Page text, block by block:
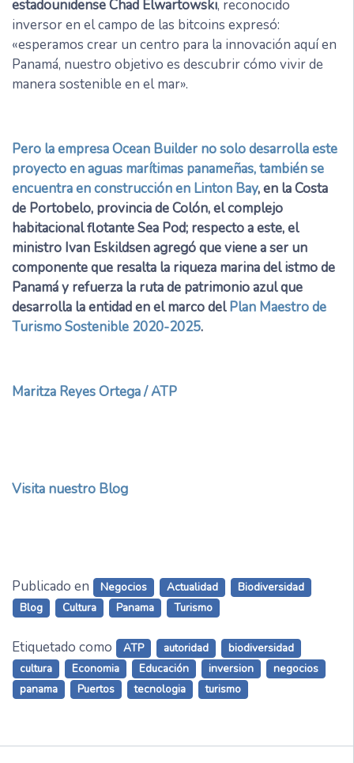
estadounidense Chad Elwartowski, reconocido
inversor en el campo de las bitcoins expresó:
«esperamos crear un centro para la innovación aquí en
Panamá, nuestro objetivo es descubrir cómo vivir de
manera sostenible en el mar».
Pero la empresa Ocean Builder no solo desarrolla este
proyecto en aguas marítimas panameñas, también se
encuentra en construcción en Linton Bay, en la Costa
de Portobelo, provincia de Colón, el complejo
habitacional flotante Sea Pod; respecto a este, el
ministro Ivan Eskildsen agregó que viene a ser un
componente que resalta la riqueza marina del istmo de
Panamá y refuerza la ruta de patrimonio azul que
desarrolla la entidad en el marco delPlan Maestro de
Turismo Sostenible 2020-2025.
Maritza Reyes Ortega / ATP
Visita nuestro Blog
Publicado en Negocios Actualidad
Biodiversidad
Blog
Cultura Panama Turismo
Etiquetado como ATP autoridad
biodiversidad
cultura
Economia Educación inversion
negocios
panama
Puertos tecnologia turismo